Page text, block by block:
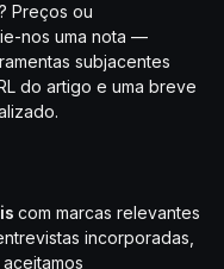
Preços ou
nos uma nota —
subjacentes
do artigo e uma breve
com marcas relevantes
incorporadas,
aceitamos